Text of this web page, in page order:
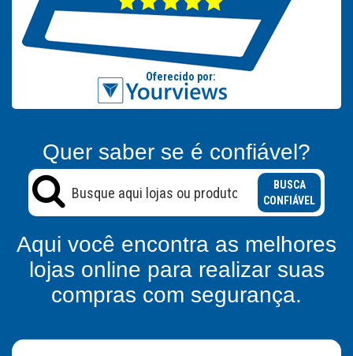
Quer saber se é confiável?
BUSCA
CONFIÁVEL
Aqui você encontra as melhores
lojas online para realizar suas
compras com segurança.